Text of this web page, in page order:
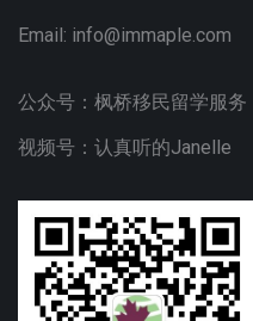
Email: info@immaple.com
公众号：枫桥移民留学服务
视频号：认真听的Janelle